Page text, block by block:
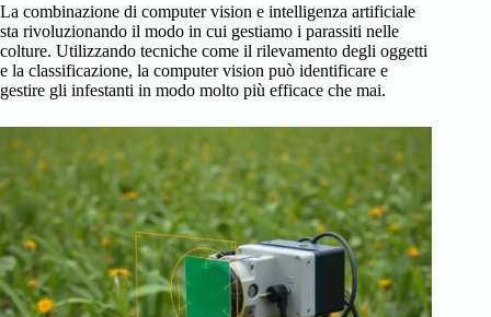
La combinazione di computer vision e intelligenza artificiale
sta rivoluzionando il modo in cui gestiamo i parassiti nelle
colture. Utilizzando tecniche come il rilevamento degli oggetti
e la classificazione, la computer vision può identificare e
gestire gli infestanti in modo molto più efficace che mai.